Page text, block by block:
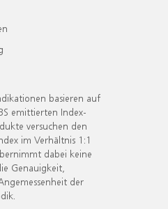
basieren auf
emittierten Index-
versuchen den
im Verhältnis 1:1
dabei keine
Genauigkeit,
der